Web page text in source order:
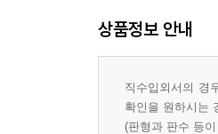
상품정보 안내
직수입외서의 경
확인을 원하시는
(판형과 판수 등